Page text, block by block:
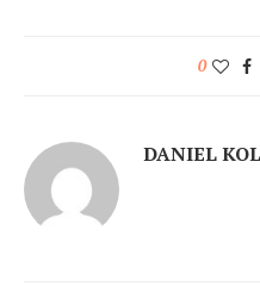
0
DANIEL